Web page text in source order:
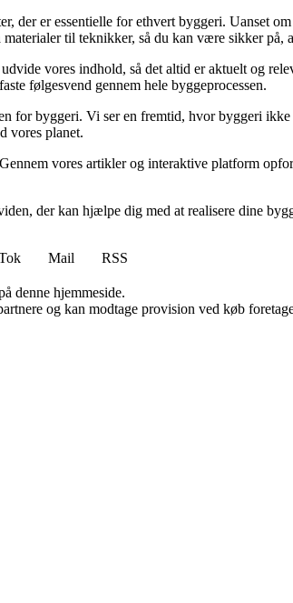
der er essentielle for ethvert byggeri. Uanset
til teknikker, så du kan være sikker på,
vores indhold, så det altid er aktuelt og
følgesvend gennem hele byggeprocessen.
for byggeri. Vi ser en fremtid, hvor byggeri
vores planet.
vores artikler og interaktive platform
der kan hjælpe dig med at realisere dine
Mail
RSS
denne hjemmeside.
og kan modtage provision ved køb